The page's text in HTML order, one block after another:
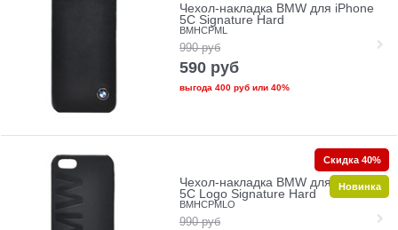
Чехол-накладка BMW для iPhone
5C Signature Hard
BMHCPML
990 руб
590 руб
выгода 400 рубили 40%
Чехол-накладка BMW для iPhone
5C Logo Signature Hard
BMHCPMLO
990 руб
Скидка 40%
Новинка